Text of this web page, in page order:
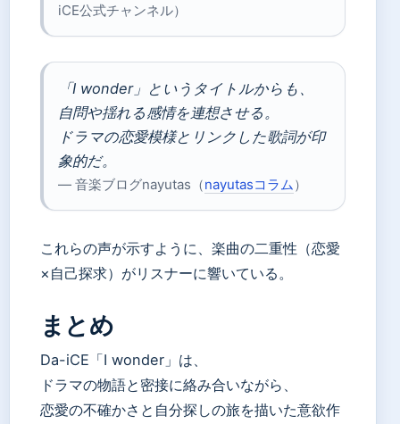
iCE公式チャンネル）
「I wonder」というタイトルからも、
自問や揺れる感情を連想させる。
ドラマの恋愛模様とリンクした歌詞が印
象的だ。
— 音楽ブログnayutas（nayutasコラム ）
これらの声が示すように、楽曲の二重性（恋愛
×自己探求）がリスナーに響いている。
まとめ
Da-iCE「I wonder」は、
ドラマの物語と密接に絡み合いながら、
恋愛の不確かさと自分探しの旅を描いた意欲作